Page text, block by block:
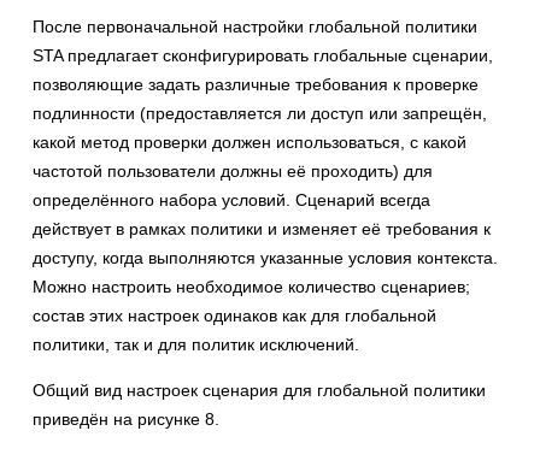
После первоначальной настройки глобальной политики
STA предлагает сконфигурировать глобальные сценарии,
позволяющие задать различные требования к проверке
подлинности (предоставляется ли доступ или запрещён,
какой метод проверки должен использоваться, с какой
частотой пользователи должны её проходить) для
определённого набора условий. Сценарий всегда
действует в рамках политики и изменяет её требования к
доступу, когда выполняются указанные условия контекста.
Можно настроить необходимое количество сценариев;
состав этих настроек одинаков как для глобальной
политики, так и для политик исключений.
Общий вид настроек сценария для глобальной политики
приведён на рисунке 8.